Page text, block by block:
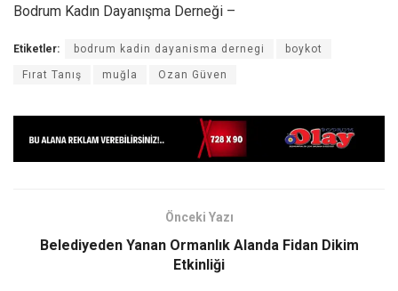
Bodrum Kadın Dayanışma Derneği –
Etiketler: bodrum kadin dayanisma dernegi boykot
Fırat Tanış muğla Ozan Güven
Önceki Yazı
Belediyeden Yanan Ormanlık Alanda Fidan Dikim
Etkinliği